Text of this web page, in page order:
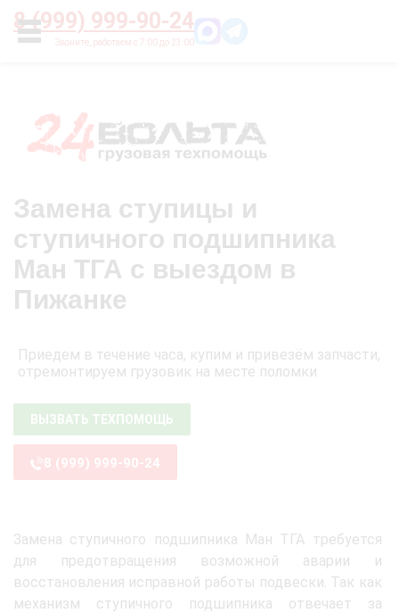
8 (999) 999-90-24
УСЛУГИ
Главная О нас Цены
Замена ступицы и
ступичного подшипника
Ман ТГА с выездом в
Пижанке
Приедем в течение часа, купим и привезём запчасти,
отремонтируем грузовик на месте поломки
ВЫЗВАТЬ ТЕХПОМОЩЬ
8 (999) 999-90-24
Замена ступичного подшипника Ман ТГА требуется
для предотвращения возможной аварии и
восстановления исправной работы подвески. Так как
механизм ступичного подшипника отвечает за